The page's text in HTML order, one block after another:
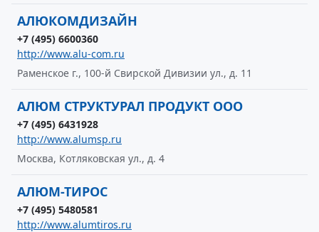
АЛЮКОМДИЗАЙН
+7 (495) 6600360
http://www.alu-com.ru
Раменское г., 100-й Свирской Дивизии ул., д. 11
АЛЮМ СТРУКТУРАЛ ПРОДУКТ ООО
+7 (495) 6431928
http://www.alumsp.ru
Москва, Котляковская ул., д. 4
АЛЮМ-ТИРОС
+7 (495) 5480581
http://www.alumtiros.ru